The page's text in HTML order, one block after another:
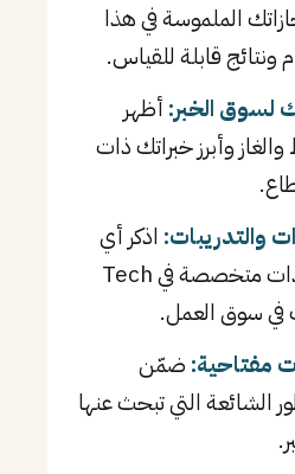
الملموسة في هذا
ونتائج قابلة للقياس.
الخبر: أظهر
وأبرز خبراتك ذات
والتدريبات: اذكر أي
دورات أو شهادات متخصصة في Tech
في سوق العمل.
مفتاحية: ضمّن
التي تبحث عنها